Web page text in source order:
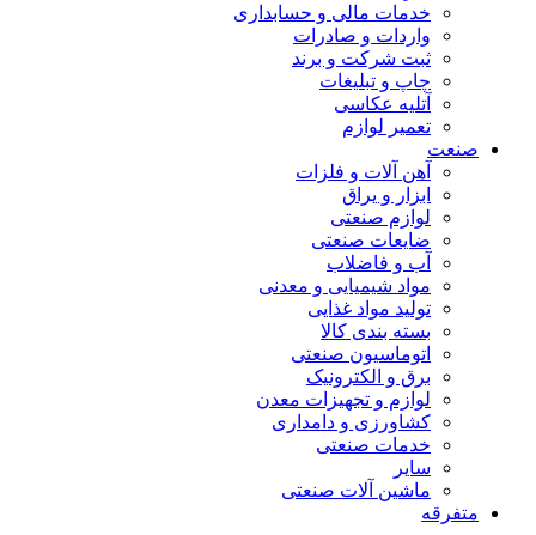
خدمات مالی و حسابداری
واردات و صادرات
ثبت شرکت و برند
چاپ و تبلیغات
آتلیه عکاسی
تعمیر لوازم
صنعت
آهن آلات و فلزات
ابزار و یراق
لوازم صنعتی
ضایعات صنعتی
آب و فاضلاب
مواد شیمیایی و معدنی
تولید مواد غذایی
بسته بندی کالا
اتوماسیون صنعتی
برق و الکترونیک
لوازم و تجهیزات معدن
کشاورزی و دامداری
خدمات صنعتی
سایر
ماشین آلات صنعتی
متفرقه